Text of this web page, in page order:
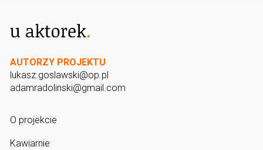
AUTORZY PROJEKTU
lukasz.goslawski@op.pl
adamradolinski@gmail.com
O projekcie
Kawiarnie